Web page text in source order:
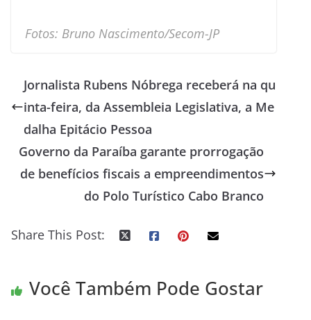
Fotos: Bruno Nascimento/Secom-JP
Jornalista Rubens Nóbrega receberá na qu
inta-feira, da Assembleia Legislativa, a Me
dalha Epitácio Pessoa
Governo da Paraíba garante prorrogação
de benefícios fiscais a empreendimentos
do Polo Turístico Cabo Branco
Share This Post:
Você Também Pode Gostar